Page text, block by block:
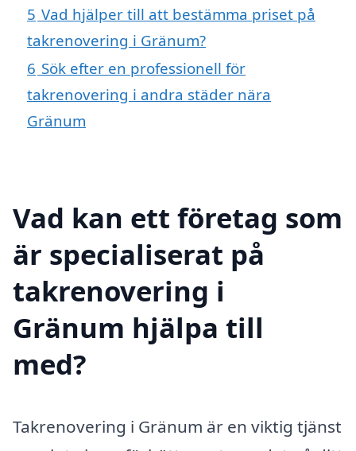
5 Vad hjälper till att bestämma priset på
takrenovering i Gränum?
6 Sök efter en professionell för
takrenovering i andra städer nära
Gränum
Vad kan ett företag som
är specialiserat på
takrenovering i
Gränum hjälpa till
med?
Takrenovering i Gränum är en viktig tjänst